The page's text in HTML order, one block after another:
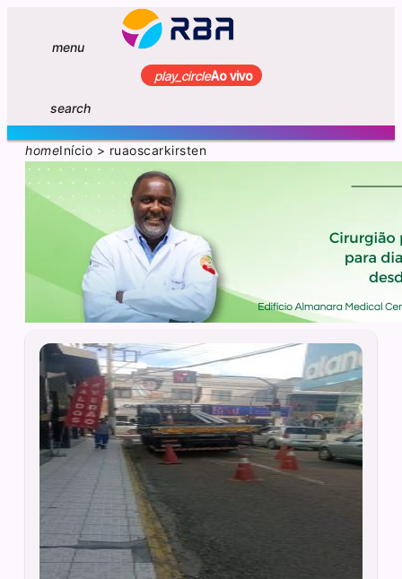
menu
play_circleAo vivo
search
homeInício > ruaoscarkirsten